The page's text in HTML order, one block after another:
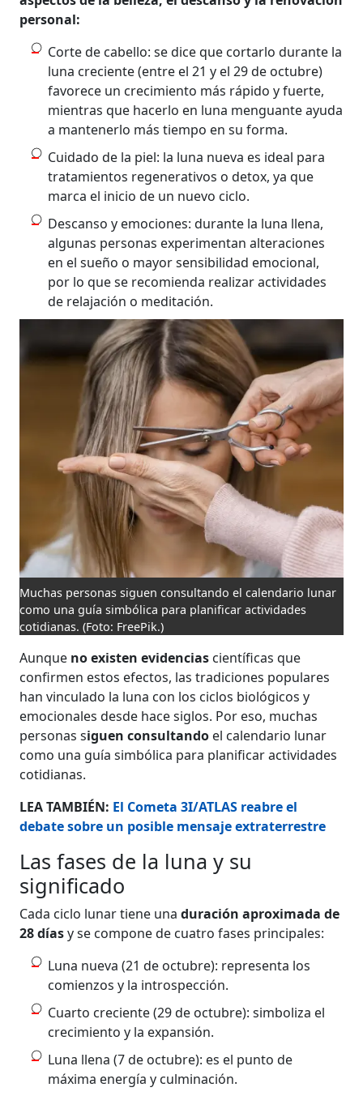
personal:
Corte de cabello: se dice que cortarlo durante la
luna creciente (entre el 21 y el 29 de octubre)
favorece un crecimiento más rápido y fuerte,
mientras que hacerlo en luna menguante ayuda
a mantenerlo más tiempo en su forma.
Cuidado de la piel: la luna nueva es ideal para
tratamientos regenerativos o detox, ya que
marca el inicio de un nuevo ciclo.
Descanso y emociones: durante la luna llena,
algunas personas experimentan alteraciones
en el sueño o mayor sensibilidad emocional,
por lo que se recomienda realizar actividades
de relajación o meditación.
Muchas personas siguen consultando el calendario lunar
como una guía simbólica para planificar actividades
cotidianas. (Foto: FreePik.)
Aunque no existen evidencias científicas que
confirmen estos efectos, las tradiciones populares
han vinculado la luna con los ciclos biológicos y
emocionales desde hace siglos. Por eso, muchas
personas siguen consultando el calendario lunar
como una guía simbólica para planificar actividades
cotidianas.
LEA TAMBIÉN: El Cometa 3I/ATLAS reabre el
debate sobre un posible mensaje extraterrestre
Las fases de la luna y su
significado
Cada ciclo lunar tiene unaduración aproximada de
28 díasy se compone de cuatro fases principales:
Luna nueva (21 de octubre): representa los
comienzos y la introspección.
Cuarto creciente (29 de octubre): simboliza el
crecimiento y la expansión.
Luna llena (7 de octubre): es el punto de
máxima energía y culminación.